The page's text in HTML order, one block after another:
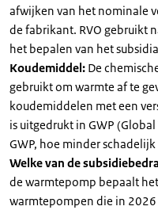
afwijken van het nominale
de fabrikant. RVO gebruikt
het bepalen van het
Koudemiddel: De
gebruikt om warmte af te
koudemiddelen met een
is uitgedrukt in GWP
GWP, hoe minder
Welke van de
de warmtepomp bepaalt
warmtepompen die in